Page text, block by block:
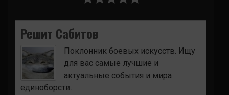
Решит Сабитов
Поклонник боевых искусств. Ищу
для вас самые лучшие и
актуальные события и мира
единоборств.